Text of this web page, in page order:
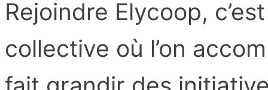
Rejoindre Elycoop,
collective où l’on